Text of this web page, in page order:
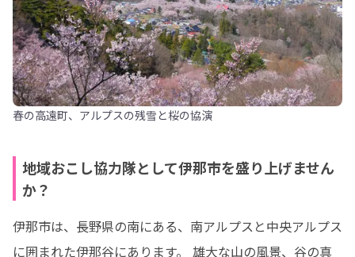
春の高遠町、アルプスの残雪と桜の協演
地域おこし協力隊として伊那市を盛り上げません
か？
伊那市は、長野県の南にある、南アルプスと中央アルプス
に囲まれた伊那谷にあります。 雄大な山の風景、谷の真